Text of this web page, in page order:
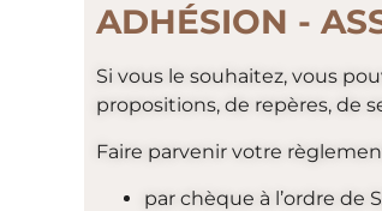
ADHÉSION -
Si vous le souhaitez, vous
propositions, de repères, de
Faire parvenir votre
par chèque à l’ordre de